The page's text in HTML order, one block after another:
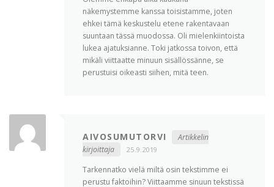
näkemystemme kanssa toisistamme, joten
ehkei tämä keskustelu etene rakentavaan
suuntaan tässä muodossa. Oli mielenkiintoista
lukea ajatuksianne. Toki jatkossa toivon, että
mikäli viittaatte minuun sisällössänne, se
perustuisi oikeasti siihen, mitä teen.
AIVOSUMUTORVI
Artikkelin
kirjoittaja
25.9.2019
Tarkennatko vielä miltä osin tekstimme ei
perustu faktoihin? Viittaamme sinuun tekstissä